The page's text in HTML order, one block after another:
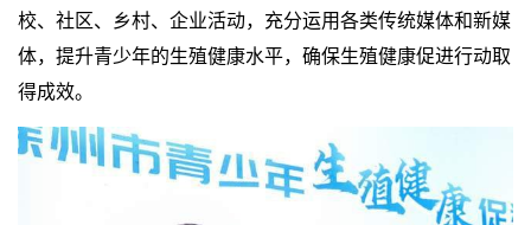
校、社区、乡村、企业活动，充分运用各类传统媒体和新媒
体，提升青少年的生殖健康水平，确保生殖健康促进行动取
得成效。